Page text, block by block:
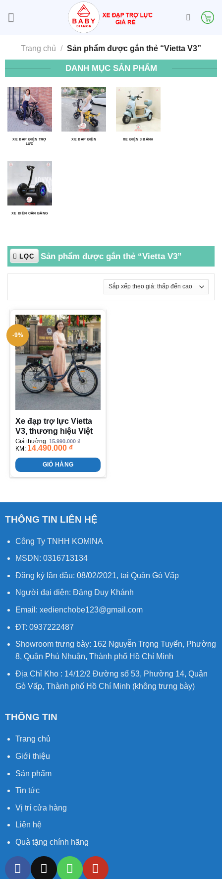
Trang chủ / Sản phẩm được gắn thẻ “Vietta V3”
DANH MỤC SẢN PHẨM
XE ĐẠP ĐIỆN TRỢ
LỰC
XE ĐẠP ĐIỆN XE ĐIỆN 3 BÁNH
XE ĐIỆN CÂN BẰNG
Sản phẩm được gắn thẻ “Vietta V3”
LỌC
-9%
Xe đạp trợ lực Vietta
V3, thương hiệu Việt
Giá thường:15.990.000₫
KM: 14.490.000 ₫
GIỎ HÀNG
THÔNG TIN LIÊN HỆ
Công Ty TNHH KOMINA
MSDN: 0316713134
Đăng ký lần đầu: 08/02/2021, tại Quận Gò Vấp
Người đại diện: Đặng Duy Khánh
Email: xedienchobe123@gmail.com
ĐT: 0937222487
Showroom trưng bày: 162 Nguyễn Trọng Tuyển, Phường
8, Quận Phú Nhuận, Thành phố Hồ Chí Minh
Địa Chỉ Kho : 14/12/2 Đường số 53, Phường 14, Quận
Gò Vấp, Thành phố Hồ Chí Minh (không trưng bày)
THÔNG TIN
Trang chủ
Giới thiệu
Sản phẩm
Tin tức
Vị trí cửa hàng
Liên hệ
Quà tặng chính hãng